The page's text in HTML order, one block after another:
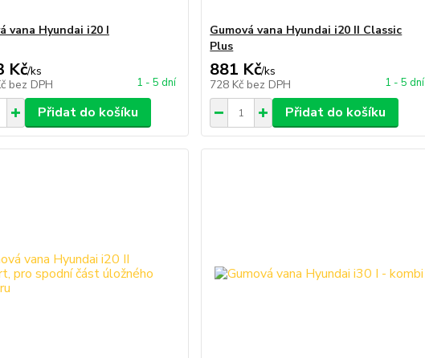
vana Hyundai i20 I
Kč/ks
bez DPH 1 - 5 dní
Přidat do košíku
Gumová vana Hyundai i20 II Classic
Plus
881 Kč/ks
728 Kč bez DPH 1 - 5 dní
Přidat do košíku